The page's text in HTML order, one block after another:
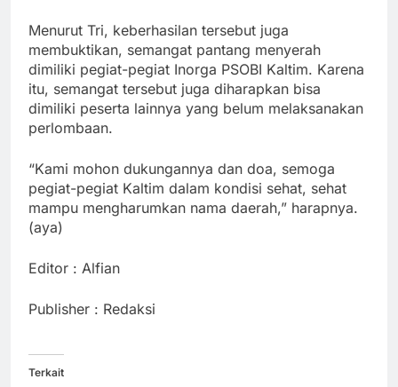
Menurut Tri, keberhasilan tersebut juga
membuktikan, semangat pantang menyerah
dimiliki pegiat-pegiat Inorga PSOBI Kaltim. Karena
itu, semangat tersebut juga diharapkan bisa
dimiliki peserta lainnya yang belum melaksanakan
perlombaan.
“Kami mohon dukungannya dan doa, semoga
pegiat-pegiat Kaltim dalam kondisi sehat, sehat
mampu mengharumkan nama daerah,” harapnya.
(aya)
Editor : Alfian
Publisher : Redaksi
Terkait